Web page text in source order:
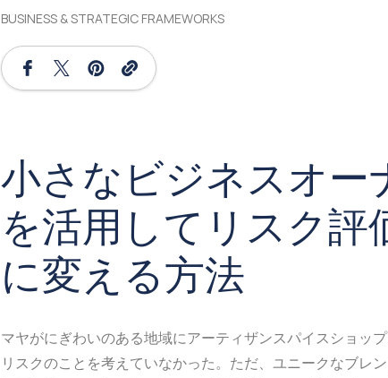
BUSINESS & STRATEGIC FRAMEWORKS
小さなビジネスオー
を活用してリスク評
に変える方法
マヤがにぎわいのある地域にアーティザンスパイスショッ
リスクのことを考えていなかった。ただ、ユニークなブレ